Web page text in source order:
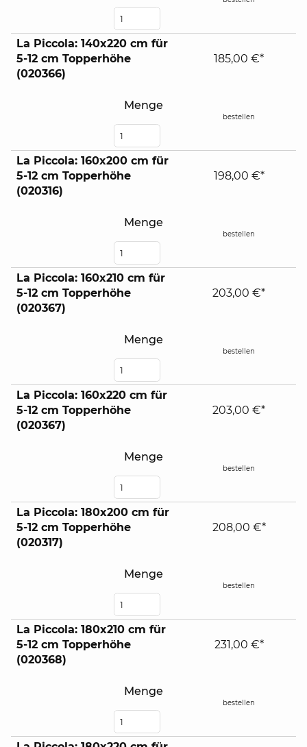
La Piccola: 140x220 cm für
5-12 cm Topperhöhe
(020366)
Menge
185,00 €*
bestellen
La Piccola: 160x200 cm für
5-12 cm Topperhöhe
(020316)
Menge
198,00 €*
bestellen
La Piccola: 160x210 cm für
5-12 cm Topperhöhe
(020367)
Menge
203,00 €*
bestellen
La Piccola: 160x220 cm für
5-12 cm Topperhöhe
(020367)
Menge
203,00 €*
bestellen
La Piccola: 180x200 cm für
5-12 cm Topperhöhe
(020317)
Menge
208,00 €*
bestellen
La Piccola: 180x210 cm für
5-12 cm Topperhöhe
(020368)
Menge
231,00 €*
bestellen